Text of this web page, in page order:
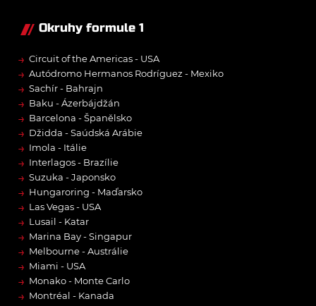
Okruhy formule 1
→ Circuit of the Americas - USA
→ Autódromo Hermanos Rodríguez - Mexiko
→ Sachír - Bahrajn
→ Baku - Ázerbájdžán
→ Barcelona - Španělsko
→ Džidda - Saúdská Arábie
→ Imola - Itálie
→ Interlagos - Brazílie
→ Suzuka - Japonsko
→ Hungaroring - Maďarsko
→ Las Vegas - USA
→ Lusail - Katar
→ Marina Bay - Singapur
→ Melbourne - Austrálie
→ Miami - USA
→ Monako - Monte Carlo
→ Montréal - Kanada